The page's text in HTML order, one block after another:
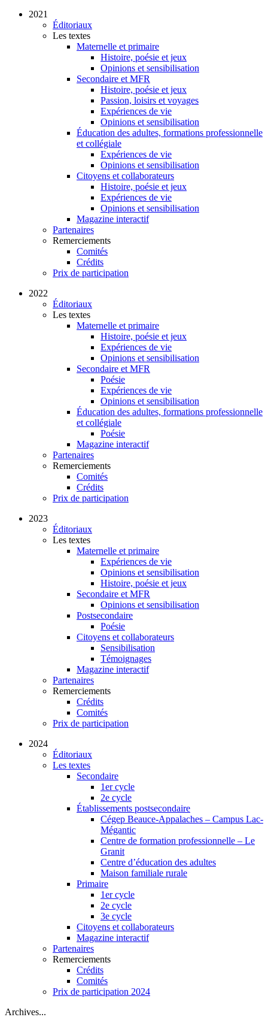
2021
Éditoriaux
Les textes
Maternelle et primaire
Histoire, poésie et jeux
Opinions et sensibilisation
Secondaire et MFR
Histoire, poésie et jeux
Passion, loisirs et voyages
Expériences de vie
Opinions et sensibilisation
Éducation des adultes, formations professionnelle
et collégiale
Expériences de vie
Opinions et sensibilisation
Citoyens et collaborateurs
Histoire, poésie et jeux
Expériences de vie
Opinions et sensibilisation
Magazine interactif
Partenaires
Remerciements
Comités
Crédits
Prix de participation
2022
Éditoriaux
Les textes
Maternelle et primaire
Histoire, poésie et jeux
Expériences de vie
Opinions et sensibilisation
Secondaire et MFR
Poésie
Expériences de vie
Opinions et sensibilisation
Éducation des adultes, formations professionnelle
et collégiale
Poésie
Magazine interactif
Partenaires
Remerciements
Comités
Crédits
Prix de participation
2023
Éditoriaux
Les textes
Maternelle et primaire
Expériences de vie
Opinions et sensibilisation
Histoire, poésie et jeux
Secondaire et MFR
Opinions et sensibilisation
Postsecondaire
Poésie
Citoyens et collaborateurs
Sensibilisation
Témoignages
Magazine interactif
Partenaires
Remerciements
Crédits
Comités
Prix de participation
2024
Éditoriaux
Les textes
Secondaire
1er cycle
2e cycle
Établissements postsecondaire
Cégep Beauce-Appalaches – Campus Lac-
Mégantic
Centre de formation professionnelle – Le
Granit
Centre d’éducation des adultes
Maison familiale rurale
Primaire
1er cycle
2e cycle
3e cycle
Citoyens et collaborateurs
Magazine interactif
Partenaires
Remerciements
Crédits
Comités
Prix de participation 2024
Archives...